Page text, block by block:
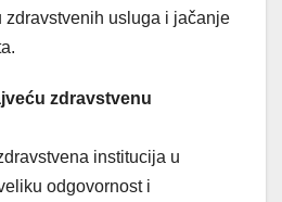
zdravstvenih usluga i jačanje
zdravstvenu
institucija u
odgovornost i